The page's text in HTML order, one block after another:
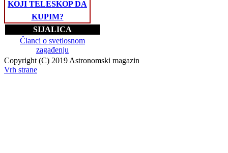
KOJI TELESKOP DA
KUPIM?
SIJALICA
Članci o svetlosnom
zagađenju
Copyright (C) 2019 Astronomski magazin
Vrh strane